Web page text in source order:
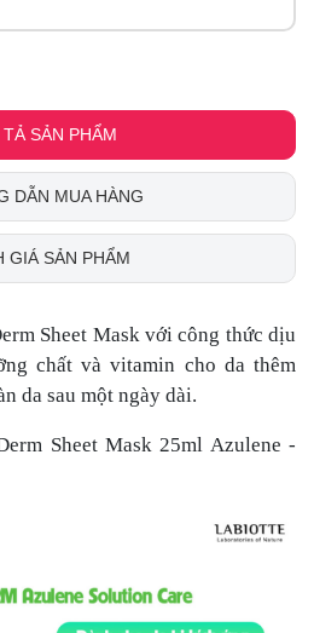
TẢ SẢN PHẨM
DẪN MUA HÀNG
GIÁ SẢN PHẨM
Sheet Mask với công thức dịu
chất và vitamin cho da thêm
da sau một ngày dài.
Sheet Mask 25ml Azulene -